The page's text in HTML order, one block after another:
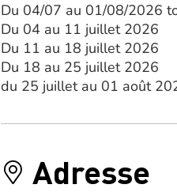
Du 04/07 au 01/08/2026
Du 04 au 11 juillet 2026
Du 11 au 18 juillet 2026
Du 18 au 25 juillet 2026
du 25 juillet au 01 août
Adresse